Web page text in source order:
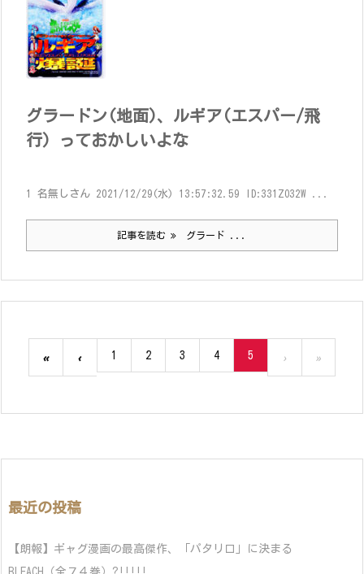
グラードン(地面)、ルギア(エスパー/飛
行) っておかしいよな
1 名無しさん 2021/12/29(水) 13:57:32.59 ID:331ZO32W ...
記事を読む グラード ...
« ‹ 1 2 3 4 5 › »
最近の投稿
【朗報】ギャグ漫画の最高傑作、「パタリロ」に決まる